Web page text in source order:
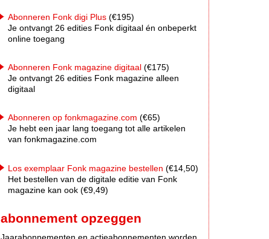
Abonneren Fonk digi Plus (€195)
Je ontvangt 26 edities Fonk digitaal én onbeperkt
online toegang
Abonneren Fonk magazine digitaal (€175)
Je ontvangt 26 edities Fonk magazine alleen
digitaal
Abonneren op fonkmagazine.com (€65)
Je hebt een jaar lang toegang tot alle artikelen
van fonkmagazine.com
Los exemplaar Fonk magazine bestellen (€14,50)
Het bestellen van de digitale editie van Fonk
magazine kan ook (€9,49)
abonnement opzeggen
Jaarabonnementen en actieabonnementen worden